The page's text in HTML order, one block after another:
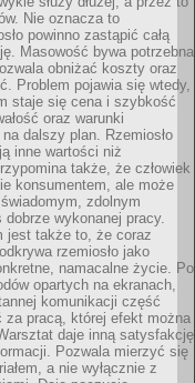
Nie oznacza to
powinno zastąpić całą
Masowość bywa potrzebna
obniżać koszty oraz
Problem pojawia się wtedy,
staje się cena i szybkość
oraz warunki
dalszy plan. Rzemiosło
inne wartości niż
także, że człowiek
konsumentem, ale może
zdolnym
wykonanej pracy.
jest także to, że coraz
rzemiosło jako
namacalne życie. Po
opartych na ekranach,
komunikacji część
pracą, której efekt można
daje inną satysfakcję
Pozwala mierzyć się
a nie wyłącznie z